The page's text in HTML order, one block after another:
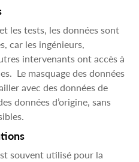
les tests, les données sont
car les ingénieurs,
intervenants ont accès à
Le masquage des données
avec des données de
données d’origine, sans
souvent utilisé pour la